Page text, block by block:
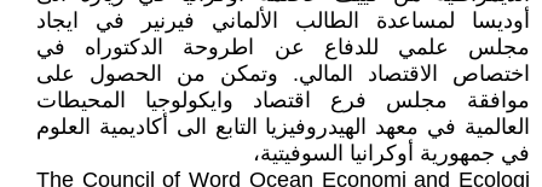
أوديسا لمساعدة الطالب الألماني فيرنير في ايجاد
مجلس علمي للدفاع عن اطروحة الدكتوراه في
اختصاص الاقتصاد المالي. وتمكن من الحصول على
موافقة مجلس فرع اقتصاد وايكولوجيا المحيطات
العالمية في معهد الهيدروفيزيا التابع الى أكاديمية العلوم
في جمهورية أوكرانيا السوفيتية،
The Council of Word Ocean Economi and Ecologi